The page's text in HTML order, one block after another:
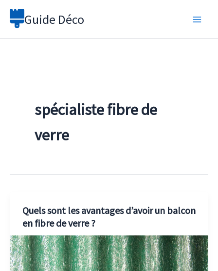
Aller
Guide Déco
spécialiste fibre de
verre
Quels sont les avantages d’avoir un balcon
en fibre de verre ?